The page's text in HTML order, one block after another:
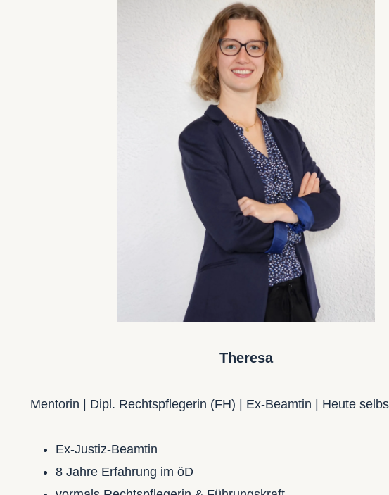
Theresa
Mentorin | Dipl. Rechtspflegerin (FH) | Ex-Beamtin | Heute
Ex-Justiz-Beamtin
8 Jahre Erfahrung im öD